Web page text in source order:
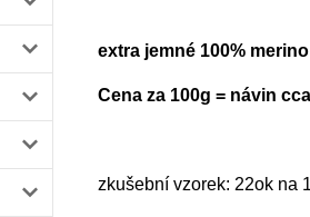
extra jemné 100%
Cena za 100g = návin
zkušební vzorek: 22ok na